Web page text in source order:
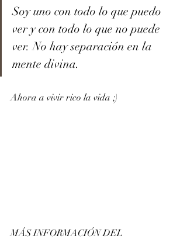
Soy uno con todo lo que puedo
ver y con todo lo que no puede
ver. No hay separación en la
mente divina.
Ahora a vivir rico la vida ;)
MÁS INFORMACIÓN DEL